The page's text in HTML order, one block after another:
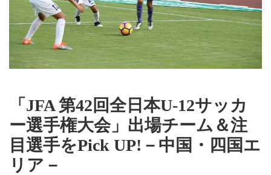
「JFA 第42回全日本U-12サッカ
ー選手権大会」出場チーム＆注
目選手をPick UP!－中国・四国エ
リア－